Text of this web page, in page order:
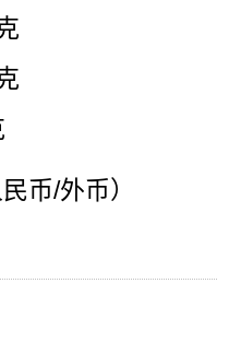
民币/外币）